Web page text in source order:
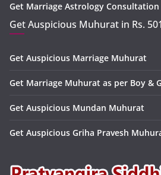
Get Marriage Astrology Consultation
Get Auspicious Muhurat in Rs.
Get Auspicious Marriage Muhurat
Get Marriage Muhurat as per Boy &
Get Auspicious Mundan Muhurat
Get Auspicious Griha Pravesh